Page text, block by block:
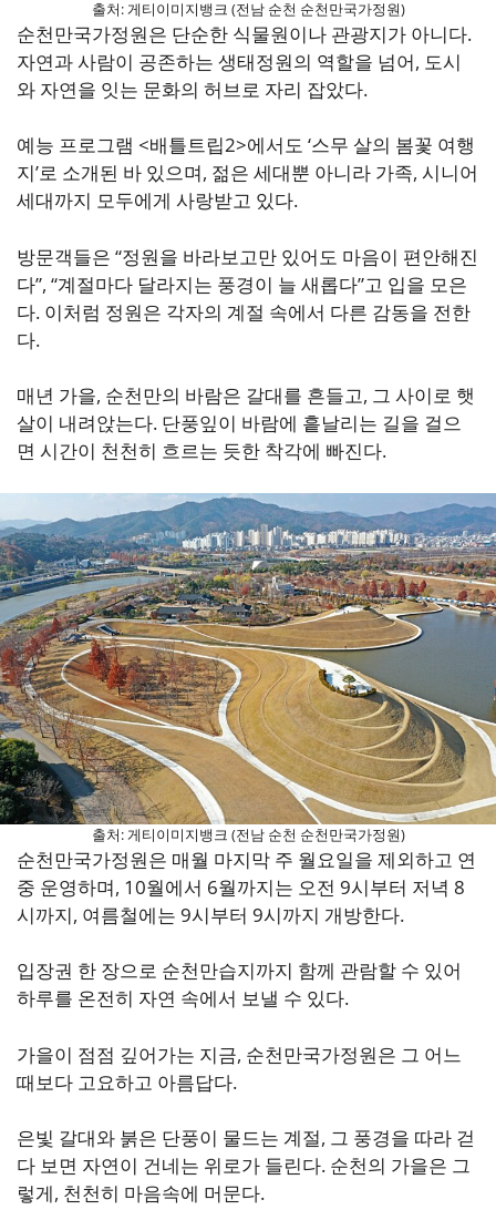
출처: 게티이미지뱅크 (전남 순천 순천만국가정원)
순천만국가정원은 단순한 식물원이나 관광지가 아니다.
자연과 사람이 공존하는 생태정원의 역할을 넘어, 도시
와 자연을 잇는 문화의 허브로 자리 잡았다.
예능 프로그램 <배틀트립2>에서도 ‘스무 살의 봄꽃 여행
지’로 소개된 바 있으며, 젊은 세대뿐 아니라 가족, 시니어
세대까지 모두에게 사랑받고 있다.
방문객들은 “정원을 바라보고만 있어도 마음이 편안해진
다”, “계절마다 달라지는 풍경이 늘 새롭다”고 입을 모은
다. 이처럼 정원은 각자의 계절 속에서 다른 감동을 전한
다.
매년 가을, 순천만의 바람은 갈대를 흔들고, 그 사이로 햇
살이 내려앉는다. 단풍잎이 바람에 흩날리는 길을 걸으
면 시간이 천천히 흐르는 듯한 착각에 빠진다.
출처: 게티이미지뱅크 (전남 순천 순천만국가정원)
순천만국가정원은 매월 마지막 주 월요일을 제외하고 연
중 운영하며, 10월에서 6월까지는 오전 9시부터 저녁 8
시까지, 여름철에는 9시부터 9시까지 개방한다.
입장권 한 장으로 순천만습지까지 함께 관람할 수 있어
하루를 온전히 자연 속에서 보낼 수 있다.
가을이 점점 깊어가는 지금, 순천만국가정원은 그 어느
때보다 고요하고 아름답다.
은빛 갈대와 붉은 단풍이 물드는 계절, 그 풍경을 따라 걷
다 보면 자연이 건네는 위로가 들린다. 순천의 가을은 그
렇게, 천천히 마음속에 머문다.